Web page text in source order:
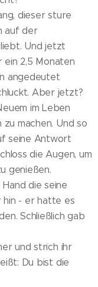
dieser sture
auf der
Und jetzt
2,5 Monaten
angedeutet
Aber jetzt?
im Leben
machen. Und so
seine Antwort
die Augen, um
genießen.
die seine
hin - er hatte es
Schließlich gab
und strich ihr
Du bist die